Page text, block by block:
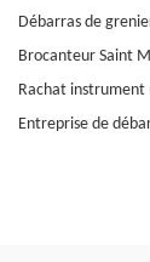
Débarras de
Brocanteur Saint
Rachat instrument
Entreprise de